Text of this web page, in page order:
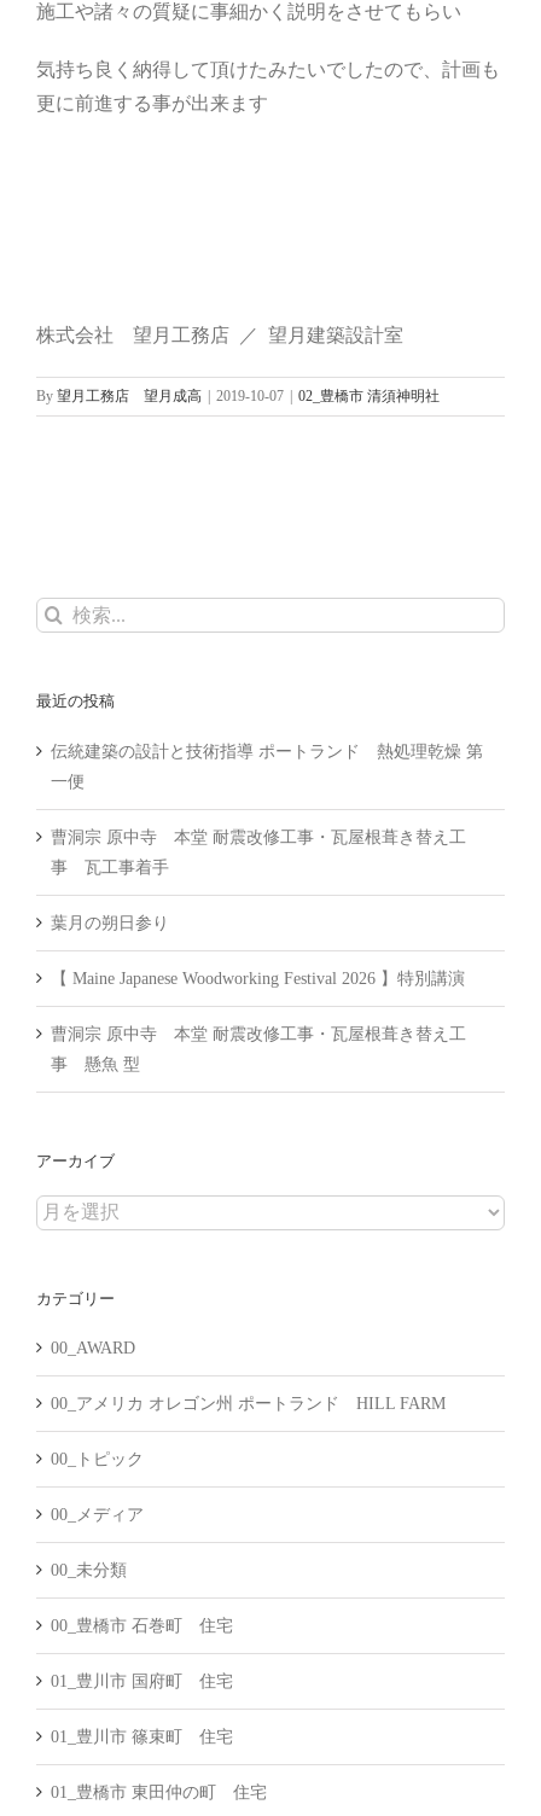
施工や諸々の質疑に事細かく説明をさせてもらい
気持ち良く納得して頂けたみたいでしたので、計画も
更に前進する事が出来ます
株式会社 望月工務店 ／ 望月建築設計室
By 望月工務店 望月成高 2019-10-07 02_豊橋市 清須神明社
検
最近の投稿
伝統建築の設計と技術指導 ポートランド 熱処理乾燥 第
一便
曹洞宗 原中寺 本堂 耐震改修工事・瓦屋根葺き替え工
事 瓦工事着手
葉月の朔日参り
【 Maine Japanese Woodworking Festival 2026 】特別講演
曹洞宗 原中寺 本堂 耐震改修工事・瓦屋根葺き替え工
事 懸魚 型
アーカイブ
ア
イ
カテゴリー
00_AWARD
00_アメリカ オレゴン州 ポートランド HILL FARM
00_トピック
00_メディア
00_未分類
00_豊橋市 石巻町 住宅
01_豊川市 国府町 住宅
01_豊川市 篠束町 住宅
01_豊橋市 東田仲の町 住宅